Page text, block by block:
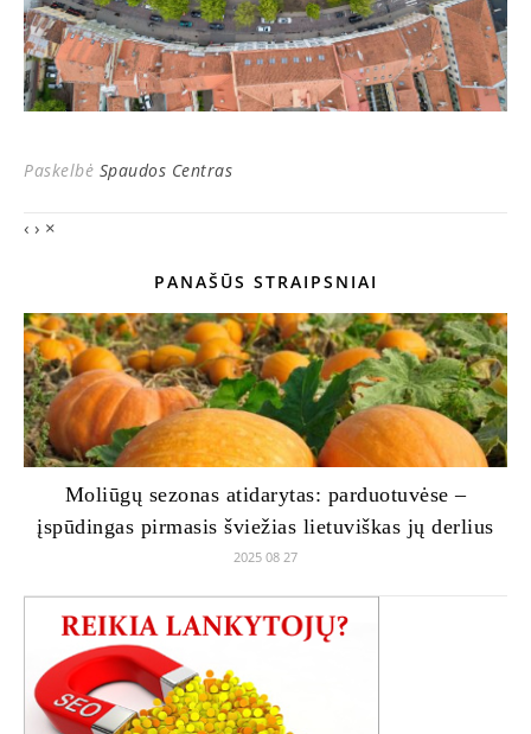
Paskelbė Spaudos Centras
‹ › ×
PANAŠŪS STRAIPSNIAI
Moliūgų sezonas atidarytas: parduotuvėse –
įspūdingas pirmasis šviežias lietuviškas jų derlius
2025 08 27